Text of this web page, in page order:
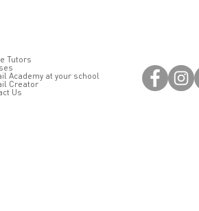
Tutors
Academy at your school
Creator
Us